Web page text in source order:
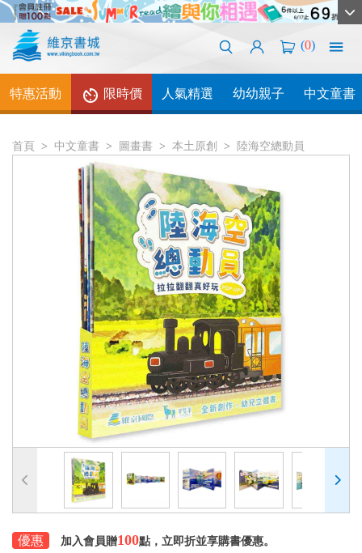
(0)
特惠活動 限時價 人氣精選 幼幼親子 中文童書
首頁 中文童書 圖畫書 本土原創 陸海空總動員
優惠 加入會員贈100點，立即折並享購書優惠。